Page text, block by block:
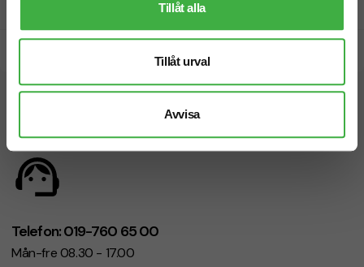
Tillåt alla
Tillåt urval
Avvisa
Vi hjälper dig gärna!
Telefon: 019-760 65 00
Mån-fre 08.30 - 17.00